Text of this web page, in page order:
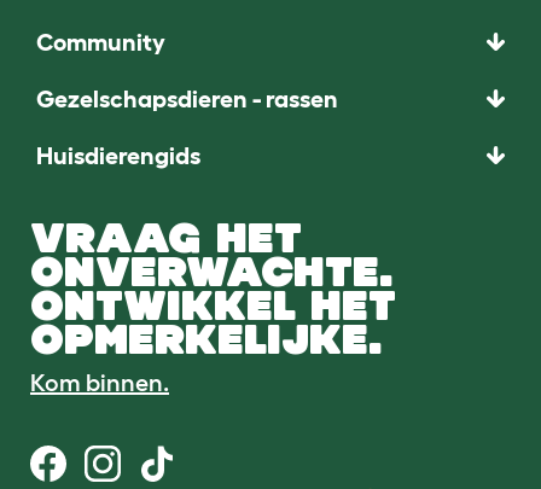
Community
Gezelschapsdieren - rassen
Huisdierengids
VRAAG HET
ONVERWACHTE.
ONTWIKKEL HET
OPMERKELIJKE.
Kom binnen.